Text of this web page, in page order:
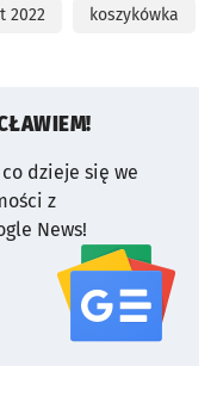
2022 koszykówka
dzieje się we
z
News!
serwisu